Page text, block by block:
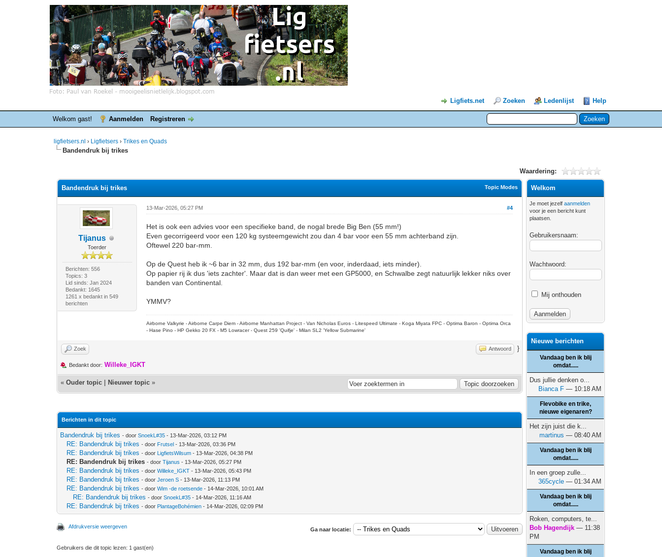
Ligfiets.net Zoeken Ledenlijst Help
Welkom gast! Aanmelden Registreren
ligfietsers.nl › Ligfietsers ›Trikes en Quads
Bandendruk bij trikes
Waardering:
Topic Modes
Bandendruk bij trikes
Tijanus
Toerder
Berichten: 556
Topics: 3
Lid sinds: Jan 2024
Bedankt: 1645
1261 x bedankt in 549
berichten
#4
13-Mar-2026, 05:27 PM
Het is ook een advies voor een specifieke band, de nogal brede Big Ben (55 mm!)
Even gecorrigeerd voor een 120 kg systeemgewicht zou dan 4 bar voor een 55 mm achterband zijn.
Oftewel 220 bar-mm.
Op de Quest heb ik ~6 bar in 32 mm, dus 192 bar-mm (en voor, inderdaad, iets minder).
Op papier rij ik dus 'iets zachter'. Maar dat is dan weer met een GP5000, en Schwalbe zegt natuurlijk lekker niks over
banden van Continental.
YMMV?
Airborne Valkyrie - Airborne Carpe Diem - Airborne Manhattan Project - Van Nicholas Euros - Litespeed Ultimate - Koga Miyata FPC - Optima Baron - Optima Orca
- Hase Pino - HP Gekko 20 FX - M5 Lowracer - Quest 259 'Quifje' - Milan SL2 'Yellow Submarine'
Zoek Antwoord }
Bedankt door: Willeke_IGKT
«Ouder topic Nieuwer topic »
Berichten in dit topic
Bandendruk bij trikes - doorSnoekL#35 - 13-Mar-2026, 03:12 PM
RE: Bandendruk bij trikes - door Frutsel - 13-Mar-2026, 03:36 PM
RE: Bandendruk bij trikes - door LigfietsWilsum - 13-Mar-2026, 04:38 PM
RE: Bandendruk bij trikes - doorTijanus - 13-Mar-2026, 05:27 PM
RE: Bandendruk bij trikes - doorWilleke_IGKT - 13-Mar-2026, 05:43 PM
RE: Bandendruk bij trikes - doorJeroen S - 13-Mar-2026, 11:13 PM
RE: Bandendruk bij trikes - doorWim -de roetsende - 14-Mar-2026, 10:01 AM
RE: Bandendruk bij trikes - doorSnoekL#35 - 14-Mar-2026, 11:16 AM
RE: Bandendruk bij trikes - door PlantageBohémien - 14-Mar-2026, 02:09 PM
Afdrukversie weergeven Ga naar locatie:
Gebruikers die dit topic lezen: 1 gast(en)
Welkom
Je moet jezelfaanmelden
voor je een bericht kunt
plaatsen.
Gebruikersnaam:
Wachtwoord:
Mij onthouden
Nieuwe berichten
Vandaag ben ik blij
omdat.....
Dus jullie denken o...
Bianca F — 10:18 AM
Flevobike en trike,
nieuwe eigenaren?
Het zijn juist die k...
martinus — 08:40 AM
Vandaag ben ik blij
omdat.....
In een groep zulle...
365cycle — 01:34 AM
Vandaag ben ik blij
omdat.....
Roken, computers, te...
Bob Hagendijk — 11:38
PM
Vandaag ben ik blij